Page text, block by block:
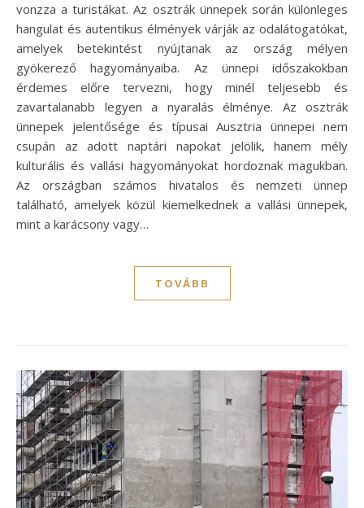
vonzza a turistákat. Az osztrák ünnepek során különleges
hangulat és autentikus élmények várják az odalátogatókat,
amelyek betekintést nyújtanak az ország mélyen
gyökerező hagyományaiba. Az ünnepi időszakokban
érdemes előre tervezni, hogy minél teljesebb és
zavartalanabb legyen a nyaralás élménye. Az osztrák
ünnepek jelentősége és típusai Ausztria ünnepei nem
csupán az adott naptári napokat jelölik, hanem mély
kulturális és vallási hagyományokat hordoznak magukban.
Az országban számos hivatalos és nemzeti ünnep
található, amelyek közül kiemelkednek a vallási ünnepek,
mint a karácsony vagy…
TOVÁBB